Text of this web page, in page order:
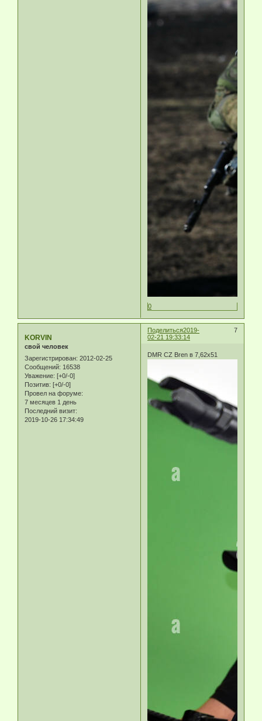
0
Поделиться 7
2019-
02-21 19:33:14
KORVIN
свой человек
Зарегистрирован: 2012-02-25
Сообщений: 16538
Уважение: [+0/-0]
Позитив: [+0/-0]
Провел на форуме:
7 месяцев 1 день
Последний визит:
2019-10-26 17:34:49
DMR CZ Bren в 7,62х51